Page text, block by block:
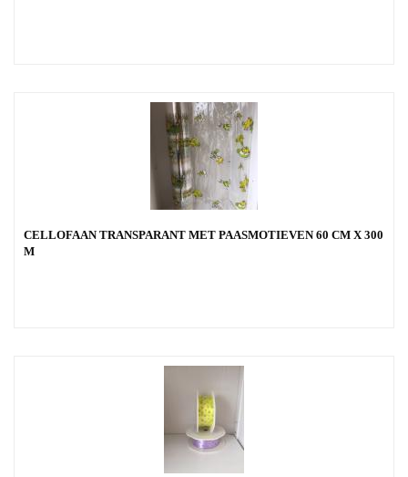
CELLOFAAN TRANSPARANT MET PAASMOTIEVEN 60 CM X 300
M